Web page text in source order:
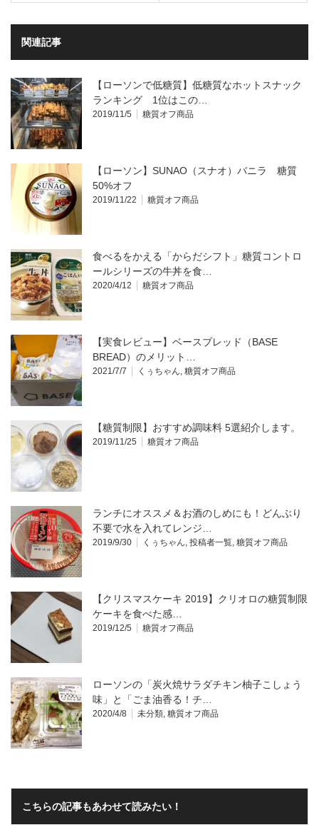
関連記事
【ローソンで低糖質】低糖質なホットスナック
ランキング 1位はこの…
2019/11/5 糖質オフ商品
【ローソン】SUNAO（スナオ）バニラ 糖質
50%オフ
2019/11/22 糖質オフ商品
食べるをかえる「からだシフト」糖質コントロ
ールシリーズの牛丼を食…
2020/4/12 糖質オフ商品
【実食レビュー】ベースブレッド（BASE
BREAD）のメリット…
2021/7/7 くぅちゃん, 糖質オフ商品
【糖質制限】おすすめ調味料 5選紹介します。
2019/11/25 糖質オフ商品
ランチにオススメ＆お酒のしめにも！どんぶり
不要で水を入れてレンジ…
2019/9/30 くぅちゃん, 投稿者一覧, 糖質オフ商品
【クリスマスケーキ 2019】クリオロの糖質制限
ケーキを食べた感…
2019/12/5 糖質オフ商品
ローソンの「炭火焼サラダチキン柚子こしょう
味」と「ごま油香る！チ…
2020/4/8 未分類, 糖質オフ商品
こちらの記事もあわせて読みたい！